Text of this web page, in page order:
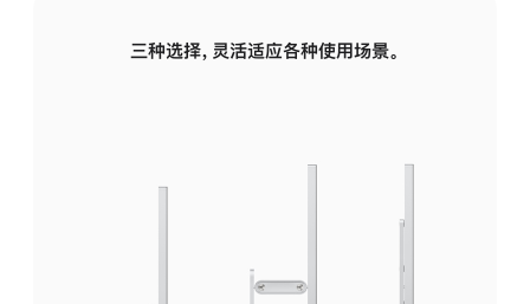
三种选择，灵活适应各种使用场景。